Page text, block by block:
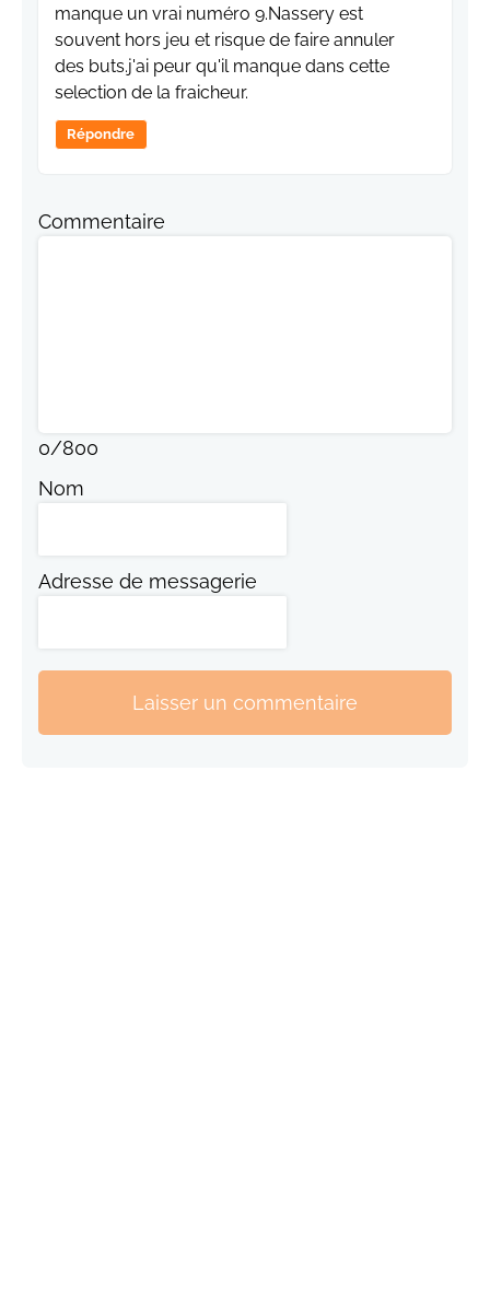
manque un vrai numéro 9.Nassery est
souvent hors jeu et risque de faire annuler
des buts.j'ai peur qu'il manque dans cette
selection de la fraicheur.
Répondre
Commentaire
0/800
Nom
Adresse de messagerie
Laisser un commentaire